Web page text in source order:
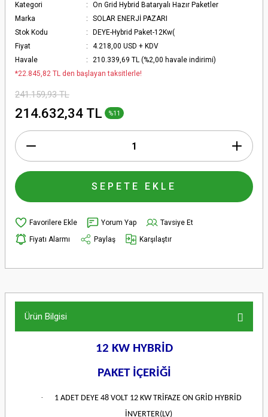
Kategori
On Grid Hybrid Bataryalı Hazır Paketler
Marka
SOLAR ENERJİ PAZARI
Stok Kodu
DEYE-Hybrid Paket-12Kw(
Fiyat
4.218,00 USD + KDV
Havale
210.339,69 TL (%2,00 havale indirimi)
*22.845,82 TL den başlayan taksitlerle!
241.159,93 TL
214.632,34 TL %11
SEPETE EKLE
Yorum Yap
Tavsiye Et
Fiyatı Alarmı
Paylaş Karşılaştır
Ürün Bilgisi
12 KW HYBRİD
PAKET İÇERİĞİ
·
1 ADET DEYE 48 VOLT 12 KW TRİFAZE ON GRİD HYBRİD
İNVERTER(LV)